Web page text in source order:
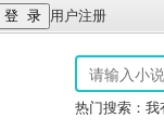
用户注册
热门搜索： 我